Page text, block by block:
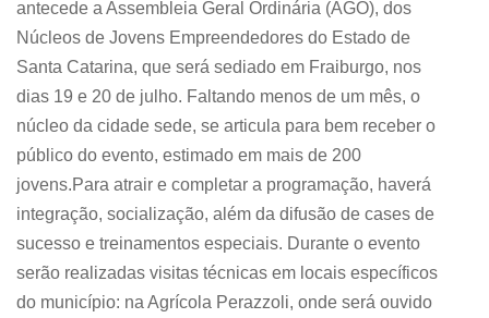
antecede a Assembleia Geral Ordinária (AGO), dos
Núcleos de Jovens Empreendedores do Estado de
Santa Catarina, que será sediado em Fraiburgo, nos
dias 19 e 20 de julho. Faltando menos de um mês, o
núcleo da cidade sede, se articula para bem receber o
público do evento, estimado em mais de 200
jovens.Para atrair e completar a programação, haverá
integração, socialização, além da difusão de cases de
sucesso e treinamentos especiais. Durante o evento
serão realizadas visitas técnicas em locais específicos
do município: na Agrícola Perazzoli, onde será ouvido